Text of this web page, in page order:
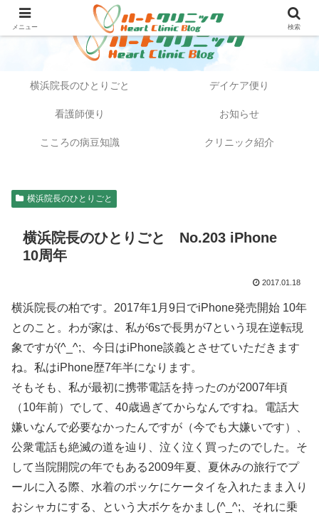
横浜院長のひとりごと デイケア便り
看護師便り お知らせ
こころの病豆知識 クリニック紹介
横浜院長のひとりごと
横浜院長のひとりごと No.203 iPhone
10周年
2017.01.18
横浜院長の柏です。2017年1月9日でiPhone発売開始 10年
とのこと。わが家は、私が6sで長男が7という現在逆転現
象ですが(^_^;、今日はiPhone談義とさせていただきます
ね。私はiPhone歴7年半になります。
そもそも、私が最初に携帯電話を持ったのが2007年頃
（10年前）でして、40歳過ぎてからなんですね。電話大
嫌いなんで必要なかったんですが（今でも大嫌いです）、
公衆電話も絶滅の道を辿り、泣く泣く買ったのでした。そ
して当院開院の年でもある2009年夏、夏休みの旅行でプ
ールに入る際、水着のポッケにケータイを入れたまま入り
おシャカにする、という大ボケをかまし(^_^;、それに乗
メニュー 検索